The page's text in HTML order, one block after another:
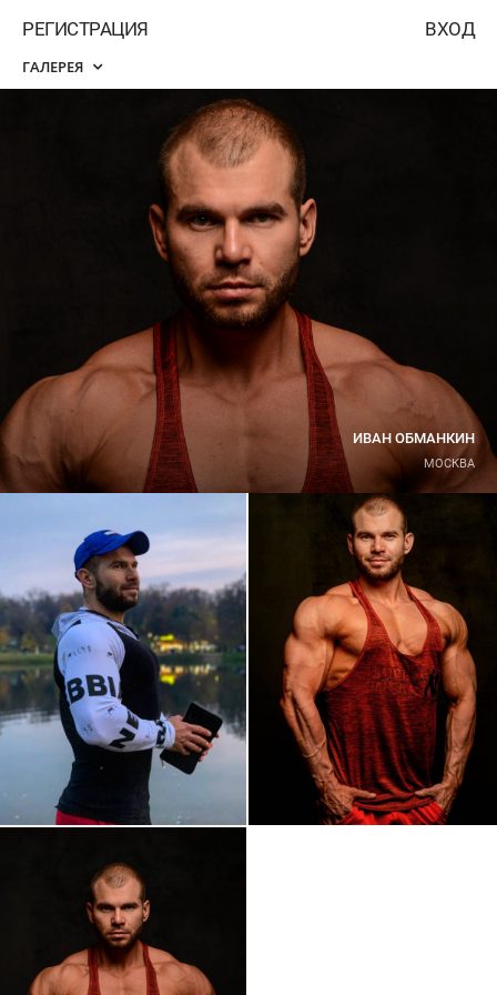
ВХОД
РЕГИСТРАЦИЯ
ГАЛЕРЕЯ
ИВАН ОБМАНКИН
МОСКВА